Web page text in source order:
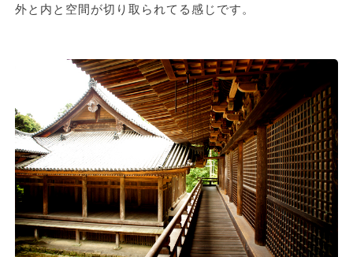
外と内と空間が切り取られてる感じです。